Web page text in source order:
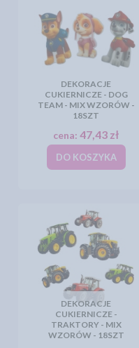
DEKORACJE
CUKIERNICZE - DOG
TEAM - MIX WZORÓW -
18SZT
cena:47,43 zł
DO KOSZYKA
DEKORACJE
CUKIERNICZE -
TRAKTORY - MIX
WZORÓW - 18SZT